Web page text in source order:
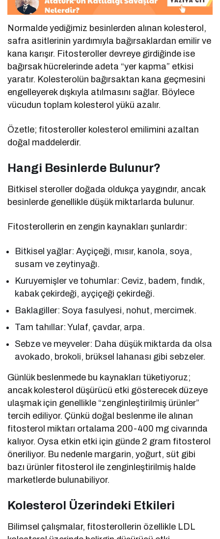
Normalde yediğimiz besinlerden alınan kolesterol,
safra asitlerinin yardımıyla bağırsaklardan emilir ve
kana karışır. Fitosteroller devreye girdiğinde ise
bağırsak hücrelerinde adeta “yer kapma” etkisi
yaratır. Kolesterolün bağırsaktan kana geçmesini
engelleyerek dışkıyla atılmasını sağlar. Böylece
vücudun toplam kolesterol yükü azalır.
Özetle; fitosteroller kolesterol emilimini azaltan
doğal maddelerdir.
Hangi Besinlerde Bulunur?
Bitkisel steroller doğada oldukça yaygındır, ancak
besinlerde genellikle düşük miktarlarda bulunur.
Fitosterollerin en zengin kaynakları şunlardır:
Bitkisel yağlar: Ayçiçeği, mısır, kanola, soya,
susam ve zeytinyağı.
Kuruyemişler ve tohumlar: Ceviz, badem, fındık,
kabak çekirdeği, ayçiçeği çekirdeği.
Baklagiller: Soya fasulyesi, nohut, mercimek.
Tam tahıllar: Yulaf, çavdar, arpa.
Sebze ve meyveler: Daha düşük miktarda da olsa
avokado, brokoli, brüksel lahanası gibi sebzeler.
Günlük beslenmede bu kaynakları tüketiyoruz;
ancak kolesterol düşürücü etki gösterecek düzeye
ulaşmak için genellikle “zenginleştirilmiş ürünler”
tercih ediliyor. Çünkü doğal beslenme ile alınan
fitosterol miktarı ortalama 200-400 mg civarında
kalıyor. Oysa etkin etki için günde 2 gram fitosterol
öneriliyor. Bu nedenle margarin, yoğurt, süt gibi
bazı ürünler fitosterol ile zenginleştirilmiş halde
marketlerde bulunabiliyor.
Kolesterol Üzerindeki Etkileri
Bilimsel çalışmalar, fitosterollerin özellikle LDL